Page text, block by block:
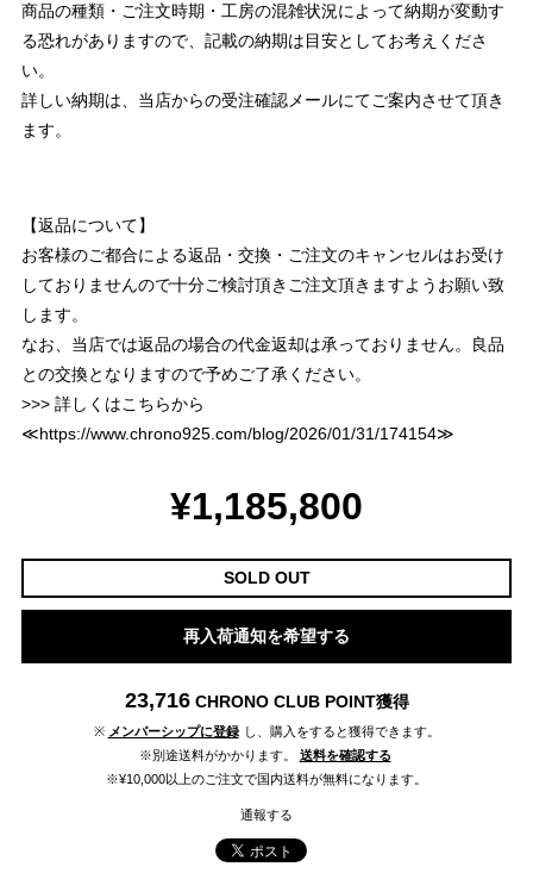
商品の種類・ご注文時期・工房の混雑状況によって納期が変動す
る恐れがありますので、記載の納期は目安としてお考えくださ
い。
詳しい納期は、当店からの受注確認メールにてご案内させて頂き
ます。
【返品について】
お客様のご都合による返品・交換・ご注文のキャンセルはお受け
しておりませんので十分ご検討頂きご注文頂きますようお願い致
します。
なお、当店では返品の場合の代金返却は承っておりません。良品
との交換となりますので予めご了承ください。
>>> 詳しくはこちらから
≪https://www.chrono925.com/blog/2026/01/31/174154≫
¥1,185,800
SOLD OUT
再入荷通知を希望する
23,716 CHRONO CLUB POINT獲得
※ メンバーシップに登録 し、購入をすると獲得できます。
※別途送料がかかります。
送料を確認する
※¥10,000以上のご注文で国内送料が無料になります。
通報する